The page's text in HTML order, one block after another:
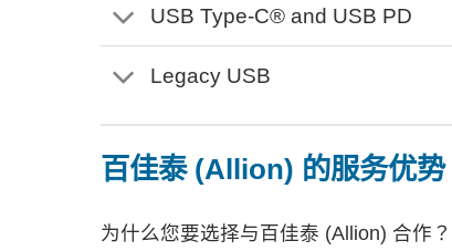
USB Type-C® and USB PD
Legacy USB
百佳泰 (Allion) 的服务优
为什么您要选择与百佳泰 (Allion) 合作